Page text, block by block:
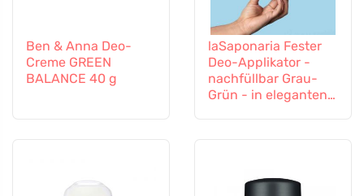
Ben & Anna Deo-
Creme GREEN
BALANCE 40 g
laSaponaria Fester
Deo-Applikator -
nachfüllbar Grau-
Grün - in eleganten